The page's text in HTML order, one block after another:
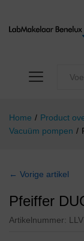
Home / Product
Vacuüm pompen /
← Vorige artikel
Pfeiffer
Artikelnummer: